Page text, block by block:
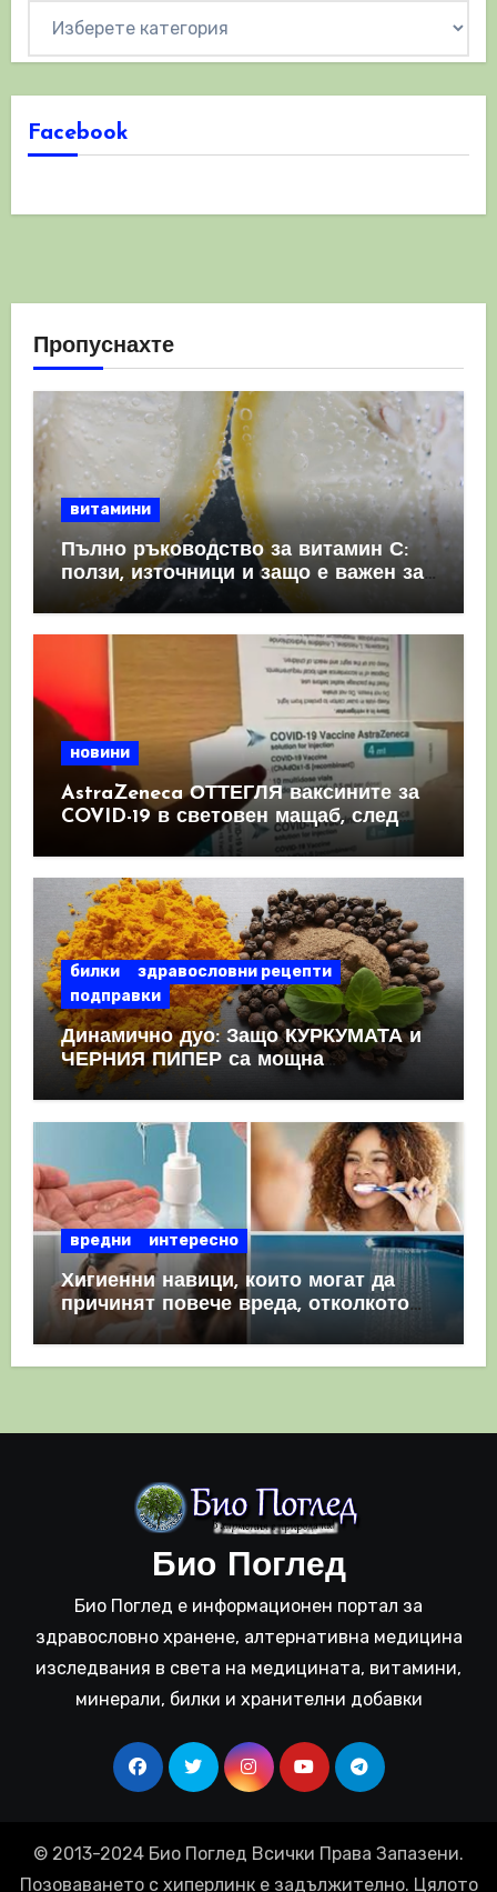
Facebook
Пропуснахте
витамини
Пълно ръководство за витамин С:
ползи, източници и защо е важен за
имунната система
новини
AstraZeneca ОТТЕГЛЯ ваксините за
COVID-19 в световен мащаб, след
като призна, че те причиняват
билки
здравословни рецепти
подправки
Динамично дуо: Защо КУРКУМАТА и
ЧЕРНИЯ ПИПЕР са мощна
комбинация
вредни интересно
Хигиенни навици, които могат да
причинят повече вреда, отколкото
полза
Био Поглед
Био Поглед е информационен портал за
здравословно хранене, алтернативна медицина
изследвания в света на медицината, витамини,
минерали, билки и хранителни добавки
© 2013-2024 Био Поглед Всички Права Запазени.
Позоваването с хиперлинк е задължително. Цялото